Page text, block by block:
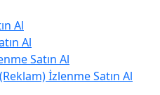
Al
Al
Satın Al
İzlenme Satın Al